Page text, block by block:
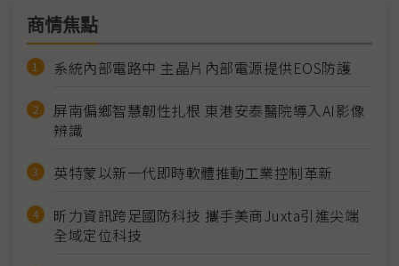
商情焦點
系統內部電路中 主晶片內部電源提供EOS防護
屏南偏鄉智慧韌性扎根 東港安泰醫院導入AI影像
辨識
英特蒙以新一代即時軟體推動工業控制革新
昕力資訊跨足國防科技 攜手美商Juxta引進尖端
全域定位科技